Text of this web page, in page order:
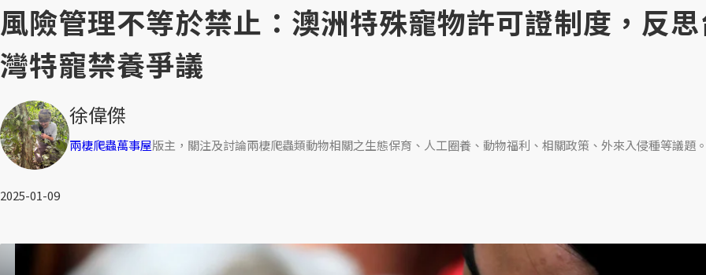
風險管理不等於禁止：澳洲特殊寵物許可證制度，反
灣特寵禁養爭議
徐偉傑
兩棲爬蟲萬事屋版主，關注及討論兩棲爬蟲類動物相關之生態保育、人工圈養、動物福利、相關政策、外來入侵種等議題
2025-01-09